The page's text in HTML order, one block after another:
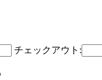
チェックアウト: